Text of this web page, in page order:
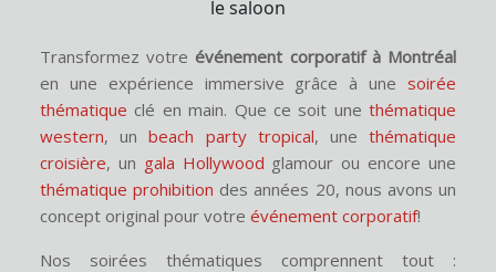
Transformez votreévénement corporatif à Montréal
en une expérience immersive grâce à une soirée
thématique clé en main. Que ce soit une thématique
western, unbeach party tropical, unethématique
croisière, un gala Hollywood glamour ou encore une
thématique prohibition des années 20, nous avons un
concept original pour votre événement corporatif!
Nos soirées thématiques comprennent tout :